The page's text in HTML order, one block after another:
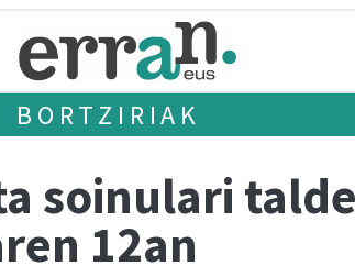
BORTZIRIAK
soinulari
12an